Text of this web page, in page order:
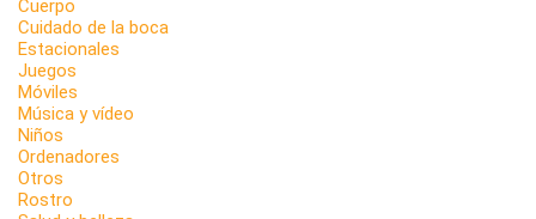
Cuerpo
Cuidado de la boca
Estacionales
Juegos
Móviles
Música y vídeo
Niños
Ordenadores
Otros
Rostro